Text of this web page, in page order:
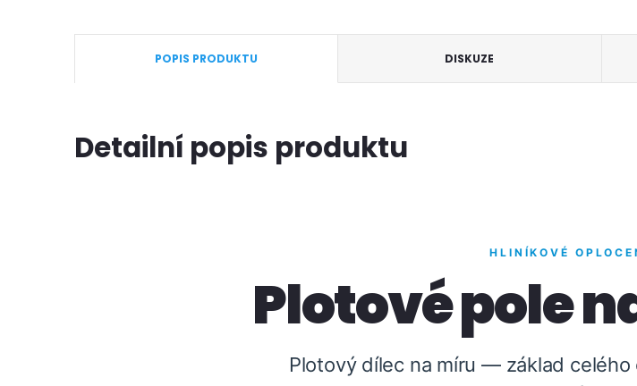
POPIS PRODUKTU DISKUZE
Detailní popis produktu
HLINÍKOVÉ
Plotové pole
Plotový dílec na míru — základ